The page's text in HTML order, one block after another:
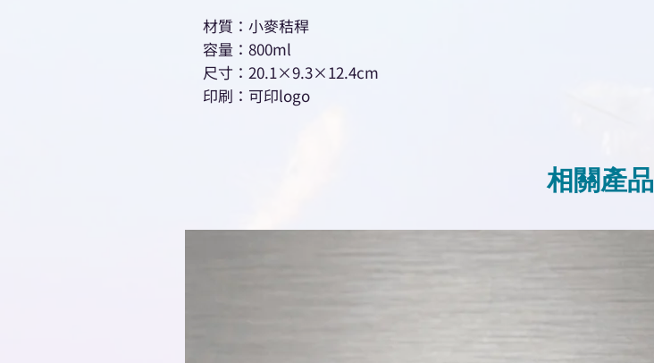
材質：小麥秸稈
容量：800ml
尺寸：20.1×9.3×12.4cm
印刷：可印logo
相關產品